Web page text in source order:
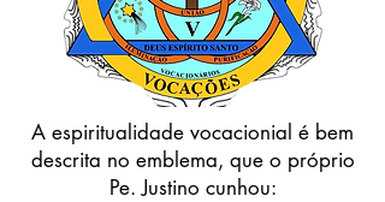
A espiritualidade vocacionial é bem
descrita no emblema, que o próprio
Pe. Justino cunhou: